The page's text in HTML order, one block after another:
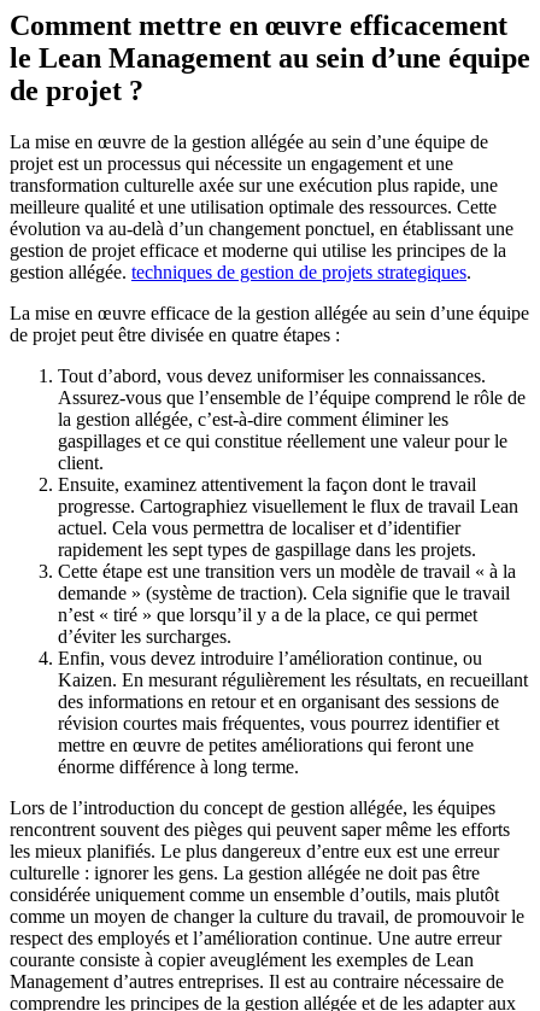
Comment mettre en œuvre efficacement
le Lean Management au sein d’une équipe
de projet ?
La mise en œuvre de la gestion allégée au sein d’une équipe de
projet est un processus qui nécessite un engagement et une
transformation culturelle axée sur une exécution plus rapide, une
meilleure qualité et une utilisation optimale des ressources. Cette
évolution va au-delà d’un changement ponctuel, en établissant une
gestion de projet efficace et moderne qui utilise les principes de la
gestion allégée. techniques de gestion de projets strategiques.
La mise en œuvre efficace de la gestion allégée au sein d’une équipe
de projet peut être divisée en quatre étapes :
Tout d’abord, vous devez uniformiser les connaissances.
Assurez-vous que l’ensemble de l’équipe comprend le rôle de
la gestion allégée, c’est-à-dire comment éliminer les
gaspillages et ce qui constitue réellement une valeur pour le
client.
Ensuite, examinez attentivement la façon dont le travail
progresse. Cartographiez visuellement le flux de travail Lean
actuel. Cela vous permettra de localiser et d’identifier
rapidement les sept types de gaspillage dans les projets.
Cette étape est une transition vers un modèle de travail « à la
demande » (système de traction). Cela signifie que le travail
n’est « tiré » que lorsqu’il y a de la place, ce qui permet
d’éviter les surcharges.
Enfin, vous devez introduire l’amélioration continue, ou
Kaizen. En mesurant régulièrement les résultats, en recueillant
des informations en retour et en organisant des sessions de
révision courtes mais fréquentes, vous pourrez identifier et
mettre en œuvre de petites améliorations qui feront une
énorme différence à long terme.
Lors de l’introduction du concept de gestion allégée, les équipes
rencontrent souvent des pièges qui peuvent saper même les efforts
les mieux planifiés. Le plus dangereux d’entre eux est une erreur
culturelle : ignorer les gens. La gestion allégée ne doit pas être
considérée uniquement comme un ensemble d’outils, mais plutôt
comme un moyen de changer la culture du travail, de promouvoir le
respect des employés et l’amélioration continue. Une autre erreur
courante consiste à copier aveuglément les exemples de Lean
Management d’autres entreprises. Il est au contraire nécessaire de
comprendre les principes de la gestion allégée et de les adapter aux